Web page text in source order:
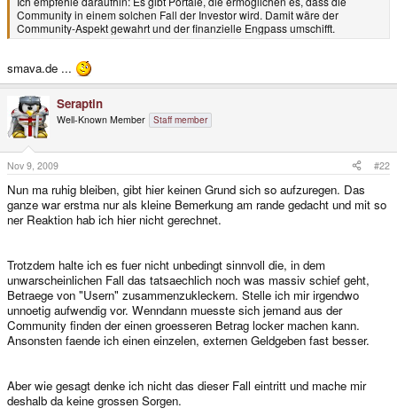
Community in einem solchen Fall der Investor wird. Damit wäre der
Community-Aspekt gewahrt und der finanzielle Engpass umschifft.
smava.de ...
Seraptin
Well-Known Member Staff member
Nov 9, 2009 #22
Nun ma ruhig bleiben, gibt hier keinen Grund sich so aufzuregen. Das
ganze war erstma nur als kleine Bemerkung am rande gedacht und mit so
ner Reaktion hab ich hier nicht gerechnet.
Trotzdem halte ich es fuer nicht unbedingt sinnvoll die, in dem
unwarscheinlichen Fall das tatsaechlich noch was massiv schief geht,
Betraege von "Usern" zusammenzukleckern. Stelle ich mir irgendwo
unnoetig aufwendig vor. Wenndann muesste sich jemand aus der
Community finden der einen groesseren Betrag locker machen kann.
Ansonsten faende ich einen einzelen, externen Geldgeben fast besser.
Aber wie gesagt denke ich nicht das dieser Fall eintritt und mache mir
deshalb da keine grossen Sorgen.